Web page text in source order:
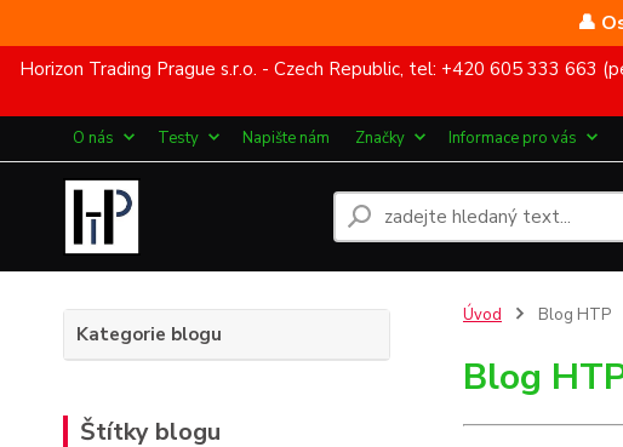
👤
Horizon Trading Prague s.r.o. - Czech Republic, tel: +420 605 333
O nás Testy Napište nám Značky Informace pro vás
Kategorie blogu
Štítky blogu
Úvod Blog HTP
Blog